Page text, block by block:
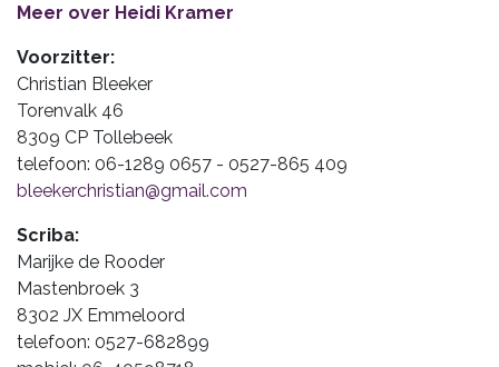
Meer over Heidi Kramer
Voorzitter:
Christian Bleeker
Torenvalk 46
8309 CP Tollebeek
telefoon: 06-1289 0657 - 0527-865 409
bleekerchristian@gmail.com
Scriba:
Marijke de Rooder
Mastenbroek 3
8302 JX Emmeloord
telefoon: 0527-682899